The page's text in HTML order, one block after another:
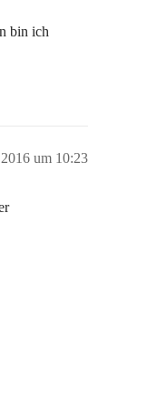
bin ich
um 10:23